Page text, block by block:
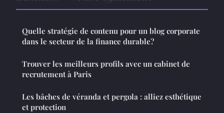
Quelle stratégie de contenu pour un blog corporate
dans le secteur de la finance durable?
Trouver les meilleurs profils avec un cabinet de
recrutement à Paris
Les bâches de véranda et pergola : alliez esthétique
et protection